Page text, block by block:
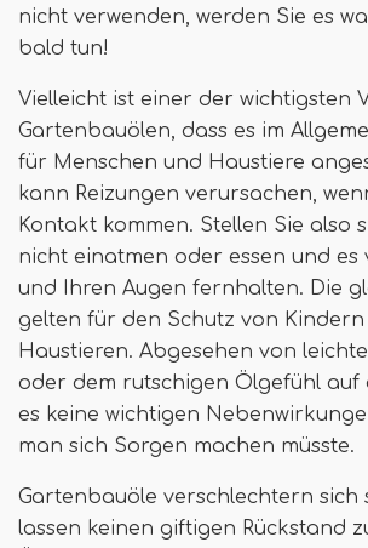
nicht verwenden, werden Sie es
bald tun!
Vielleicht ist einer der wichtigsten
Gartenbauölen, dass es im
für Menschen und Haustiere
kann Reizungen verursachen,
Kontakt kommen. Stellen Sie also
nicht einatmen oder essen und
und Ihren Augen fernhalten. Die
gelten für den Schutz von Kindern
Haustieren. Abgesehen von
oder dem rutschigen Ölgefühl
es keine wichtigen
man sich Sorgen machen müsste.
Gartenbauöle verschlechtern sich
lassen keinen giftigen Rückstand